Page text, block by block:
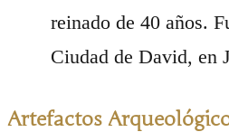
reinado de 40 años.
Ciudad de David, en
Artefactos